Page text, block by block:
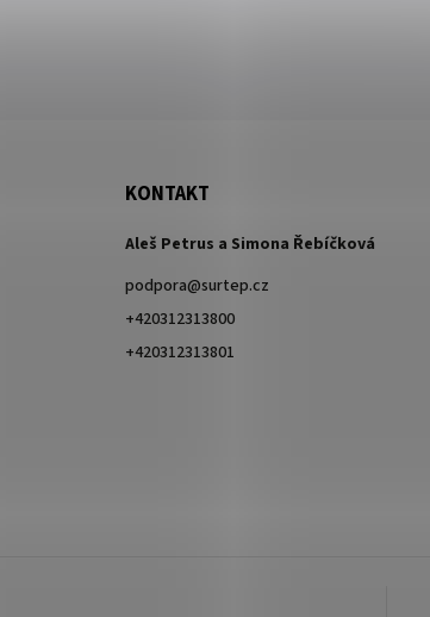
KONTAKT
Aleš Petrus a Simona Řebíčková
podpora@surtep.cz
+420312313800
+420312313801